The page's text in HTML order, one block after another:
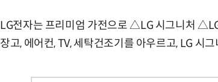
LG전자는 프리미엄 가전으로 △LG 시그니처 △
장고, 에어컨, TV, 세탁건조기를 아우르고, LG 시